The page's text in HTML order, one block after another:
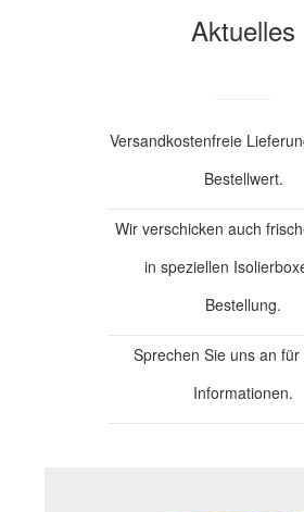
Aktuelles
Versandkostenfreie
Bestellwert.
Wir verschicken auch
in speziellen
Bestellung.
Sprechen Sie uns an für
Informationen.